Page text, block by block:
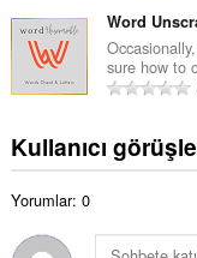
ı
s
ı
:
s
ı
l
ı
Word
sure how to
l
Kullanıcı
Yorumlar: 0